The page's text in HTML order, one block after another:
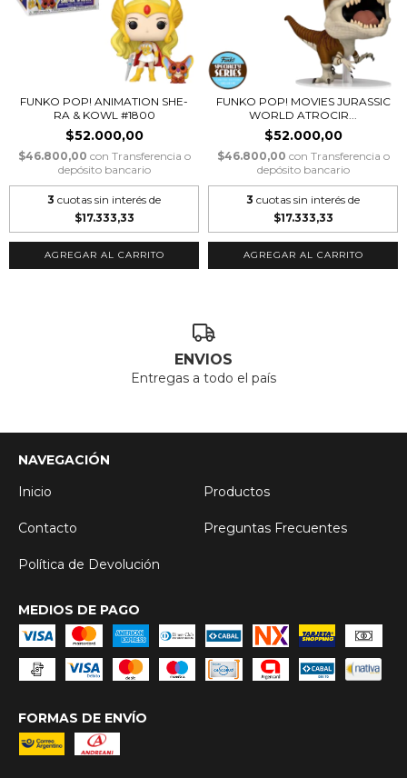
FUNKO POP! ANIMATION SHE-
RA & KOWL #1800
$52.000,00
$46.800,00 con Transferencia o
depósito bancario
3 cuotas sin interés de
$17.333,33
FUNKO POP! MOVIES JURASSIC
WORLD ATROCIR...
$52.000,00
$46.800,00 con Transferencia o
depósito bancario
3 cuotas sin interés de
$17.333,33
ENVIOS
Entregas a todo el país
NAVEGACIÓN
Inicio
Productos
Contacto Preguntas Frecuentes
Política de Devolución
MEDIOS DE PAGO
FORMAS DE ENVÍO